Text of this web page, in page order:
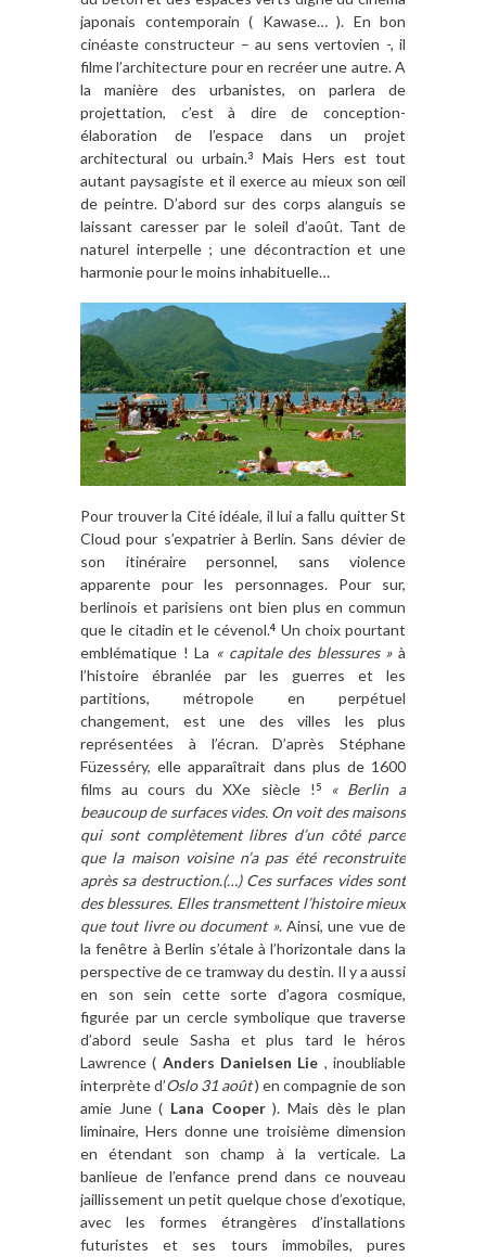
japonais contemporain ( Kawase… ). En bon
cinéaste constructeur – au sens vertovien -, il
filme l’architecture pour en recréer une autre. A
la manière des urbanistes, on parlera de
projettation, c’est à dire de conception-
élaboration de l’espace dans un projet
architectural ou urbain.3
Mais Hers est tout
autant paysagiste et il exerce au mieux son œil
de peintre. D’abord sur des corps alanguis se
laissant caresser par le soleil d’août. Tant de
naturel interpelle ; une décontraction et une
harmonie pour le moins inhabituelle…
Pour trouver la Cité idéale, il lui a fallu quitter St
Cloud pour s’expatrier à Berlin. Sans dévier de
son itinéraire personnel, sans violence
apparente pour les personnages. Pour sur,
berlinois et parisiens ont bien plus en commun
que le citadin et le cévenol.4 Un choix pourtant
emblématique ! La « capitale des blessures »à
l’histoire ébranlée par les guerres et les
partitions, métropole en perpétuel
changement, est une des villes les plus
représentées à l’écran. D’après Stéphane
Füzesséry, elle apparaîtrait dans plus de 1600
films au cours du XXe siècle ! 5
« Berlin a
beaucoup de surfaces vides. On voit des maisons
qui sont complètement libres d’un côté parce
que la maison voisine n’a pas été reconstruite
après sa destruction.(…) Ces surfaces vides sont
des blessures. Elles transmettent l’histoire mieux
que tout livre ou document ». Ainsi, une vue de
la fenêtre à Berlin s’étale à l’horizontale dans la
perspective de ce tramway du destin. Il y a aussi
en son sein cette sorte d’agora cosmique,
figurée par un cercle symbolique que traverse
d’abord seule Sasha et plus tard le héros
Lawrence ( Anders Danielsen Lie , inoubliable
interprète d’Oslo 31 août) en compagnie de son
amie June ( Lana Cooper). Mais dès le plan
liminaire, Hers donne une troisième dimension
en étendant son champ à la verticale. La
banlieue de l’enfance prend dans ce nouveau
jaillissement un petit quelque chose d’exotique,
avec les formes étrangères d’installations
futuristes et ses tours immobiles, pures